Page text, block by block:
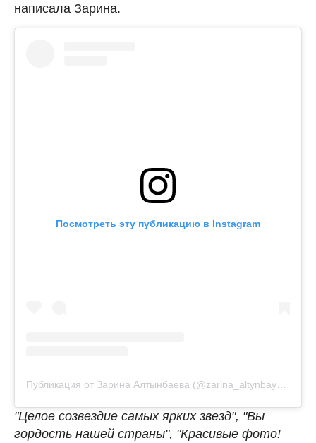
написала Зарина.
Посмотреть эту публикацию в Instagram
"Целое созвездие самых ярких звезд", "Вы
гордость нашей страны", "Красивые фото!